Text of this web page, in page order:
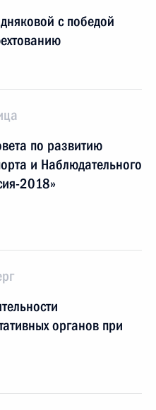
с победой
по развитию
и Наблюдательного
2018»
органов при